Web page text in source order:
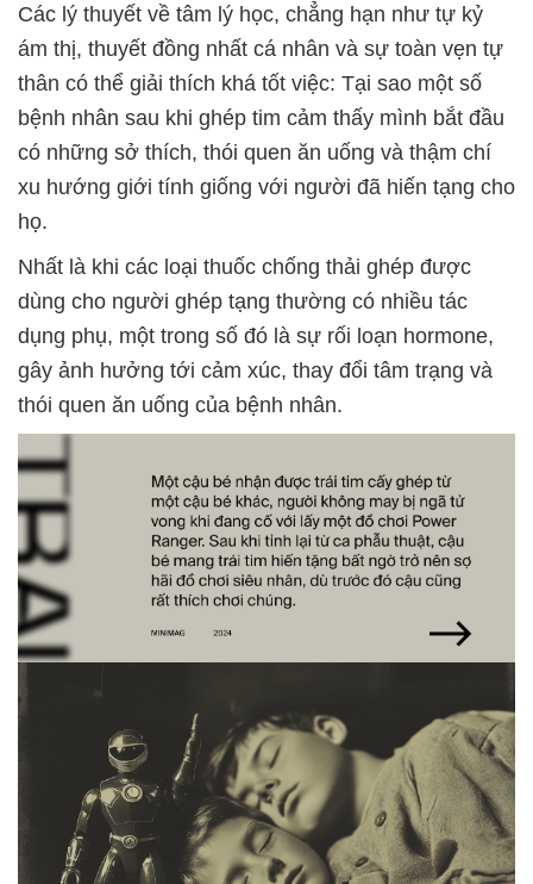
Các lý thuyết về tâm lý học, chẳng hạn như tự kỷ
ám thị, thuyết đồng nhất cá nhân và sự toàn vẹn tự
thân có thể giải thích khá tốt việc: Tại sao một số
bệnh nhân sau khi ghép tim cảm thấy mình bắt đầu
có những sở thích, thói quen ăn uống và thậm chí
xu hướng giới tính giống với người đã hiến tạng cho
họ.
Nhất là khi các loại thuốc chống thải ghép được
dùng cho người ghép tạng thường có nhiều tác
dụng phụ, một trong số đó là sự rối loạn hormone,
gây ảnh hưởng tới cảm xúc, thay đổi tâm trạng và
thói quen ăn uống của bệnh nhân.